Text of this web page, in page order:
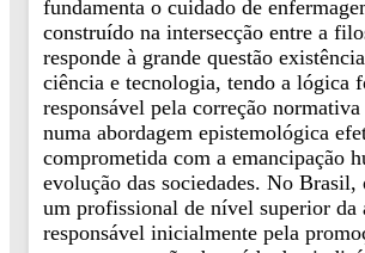
fundamenta o cuidado de
construído na intersecção entre a
responde à grande questão
ciência e tecnologia, tendo a lógica
responsável pela correção normativa
numa abordagem epistemológica
comprometida com a emancipação
evolução das sociedades. No Brasil,
um profissional de nível superior da
responsável inicialmente pela